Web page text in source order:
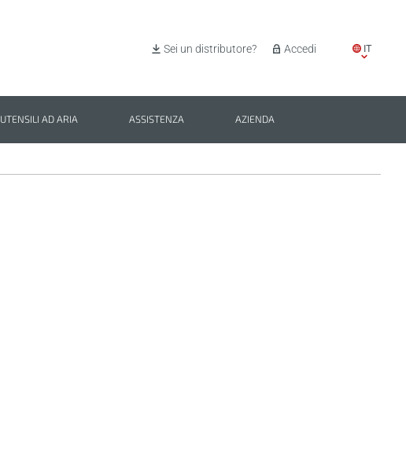
IT
Accedi
Sei un distributore?
UTENSILI AD ARIA ASSISTENZA AZIENDA